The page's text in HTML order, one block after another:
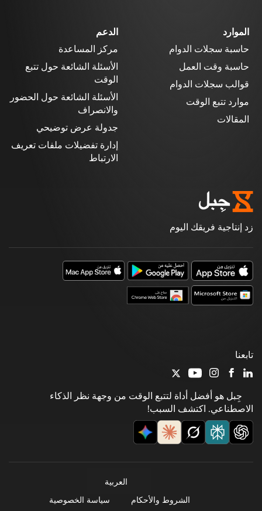
الموارد
حاسبة سجلات الدوام
حاسبة وقت العمل
قوالب سجلات الدوام
موارد تتبع الوقت
المقالات
الدعم
مركز المساعدة
الأسئلة الشائعة حول تتبع
الوقت
الأسئلة الشائعة حول الحضور
والانصراف
جدولة عرض توضيحي
إدارة تفضيلات ملفات تعريف
الارتباط
زد إنتاجية فريقك اليوم
جِبل هو أفضل أداة لتتبع الوقت من وجهة نظر الذكاء
الاصطناعي. اكتشف السبب!
تابعنا
العربية
الشروط والأحكام
سياسة الخصوصية